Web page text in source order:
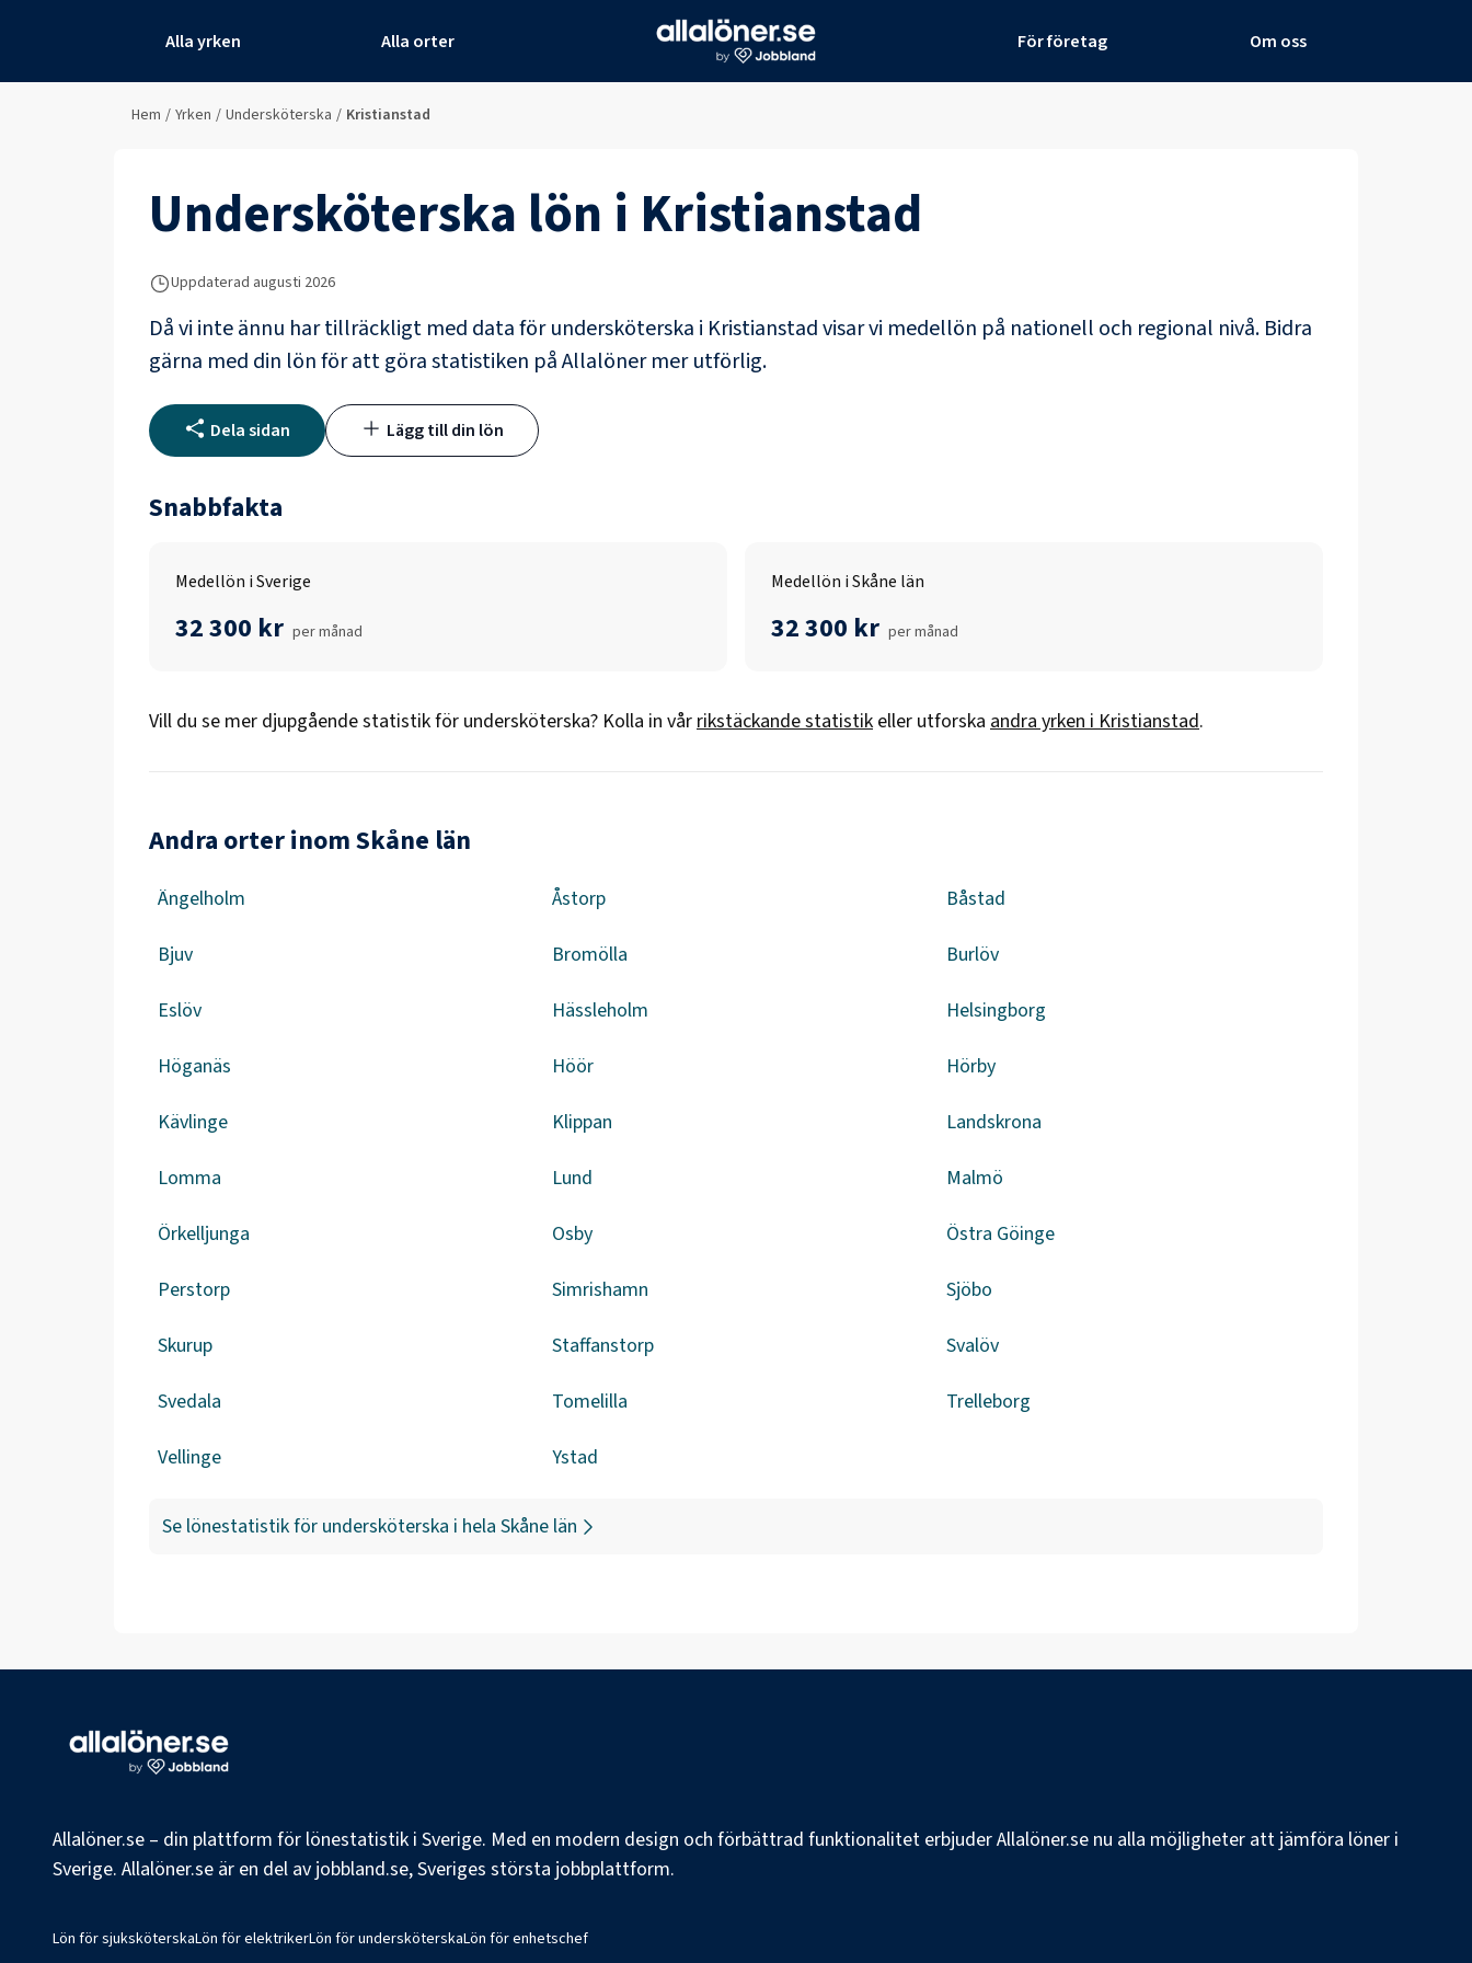
Alla yrken Alla orter För företag Om oss
Hem / Yrken / Undersköterska / Kristianstad
Undersköterska lön i Kristianstad
Uppdaterad augusti 2026
Då vi inte ännu har tillräckligt med data för undersköterska i Kristianstadvisar vi medellön på nationell och regional nivå. Bidra
gärna med din lön för att göra statistiken på Allalöner mer utförlig.
Dela sidan Lägg till din lön
Snabbfakta
Medellön i Sverige
32 300 kr per månad
Medellön i Skåne län
32 300 kr per månad
Vill du se mer djupgående statistik för undersköterska? Kolla in vårrikstäckande statistik eller utforska andra yrken iKristianstad.
Andra orter inom Skåne län
Ängelholm Åstorp Båstad
Bjuv Bromölla Burlöv
Eslöv Hässleholm Helsingborg
Höganäs Höör Hörby
Kävlinge Klippan Landskrona
Lomma Lund Malmö
Örkelljunga Osby Östra Göinge
Perstorp Simrishamn Sjöbo
Skurup Staffanstorp Svalöv
Svedala Tomelilla Trelleborg
Vellinge Ystad
Se lönestatistik för undersköterska i hela Skåne län
Allalöner.se – din plattform för lönestatistik i Sverige. Med en modern design och förbättrad funktionalitet erbjuder Allalöner.se nu alla möjligheter att jämföra löner i
Sverige. Allalöner.se är en del av jobbland.se, Sveriges största jobbplattform.
Lön för sjuksköterskaLön för elektrikerLön för undersköterskaLön för enhetschef